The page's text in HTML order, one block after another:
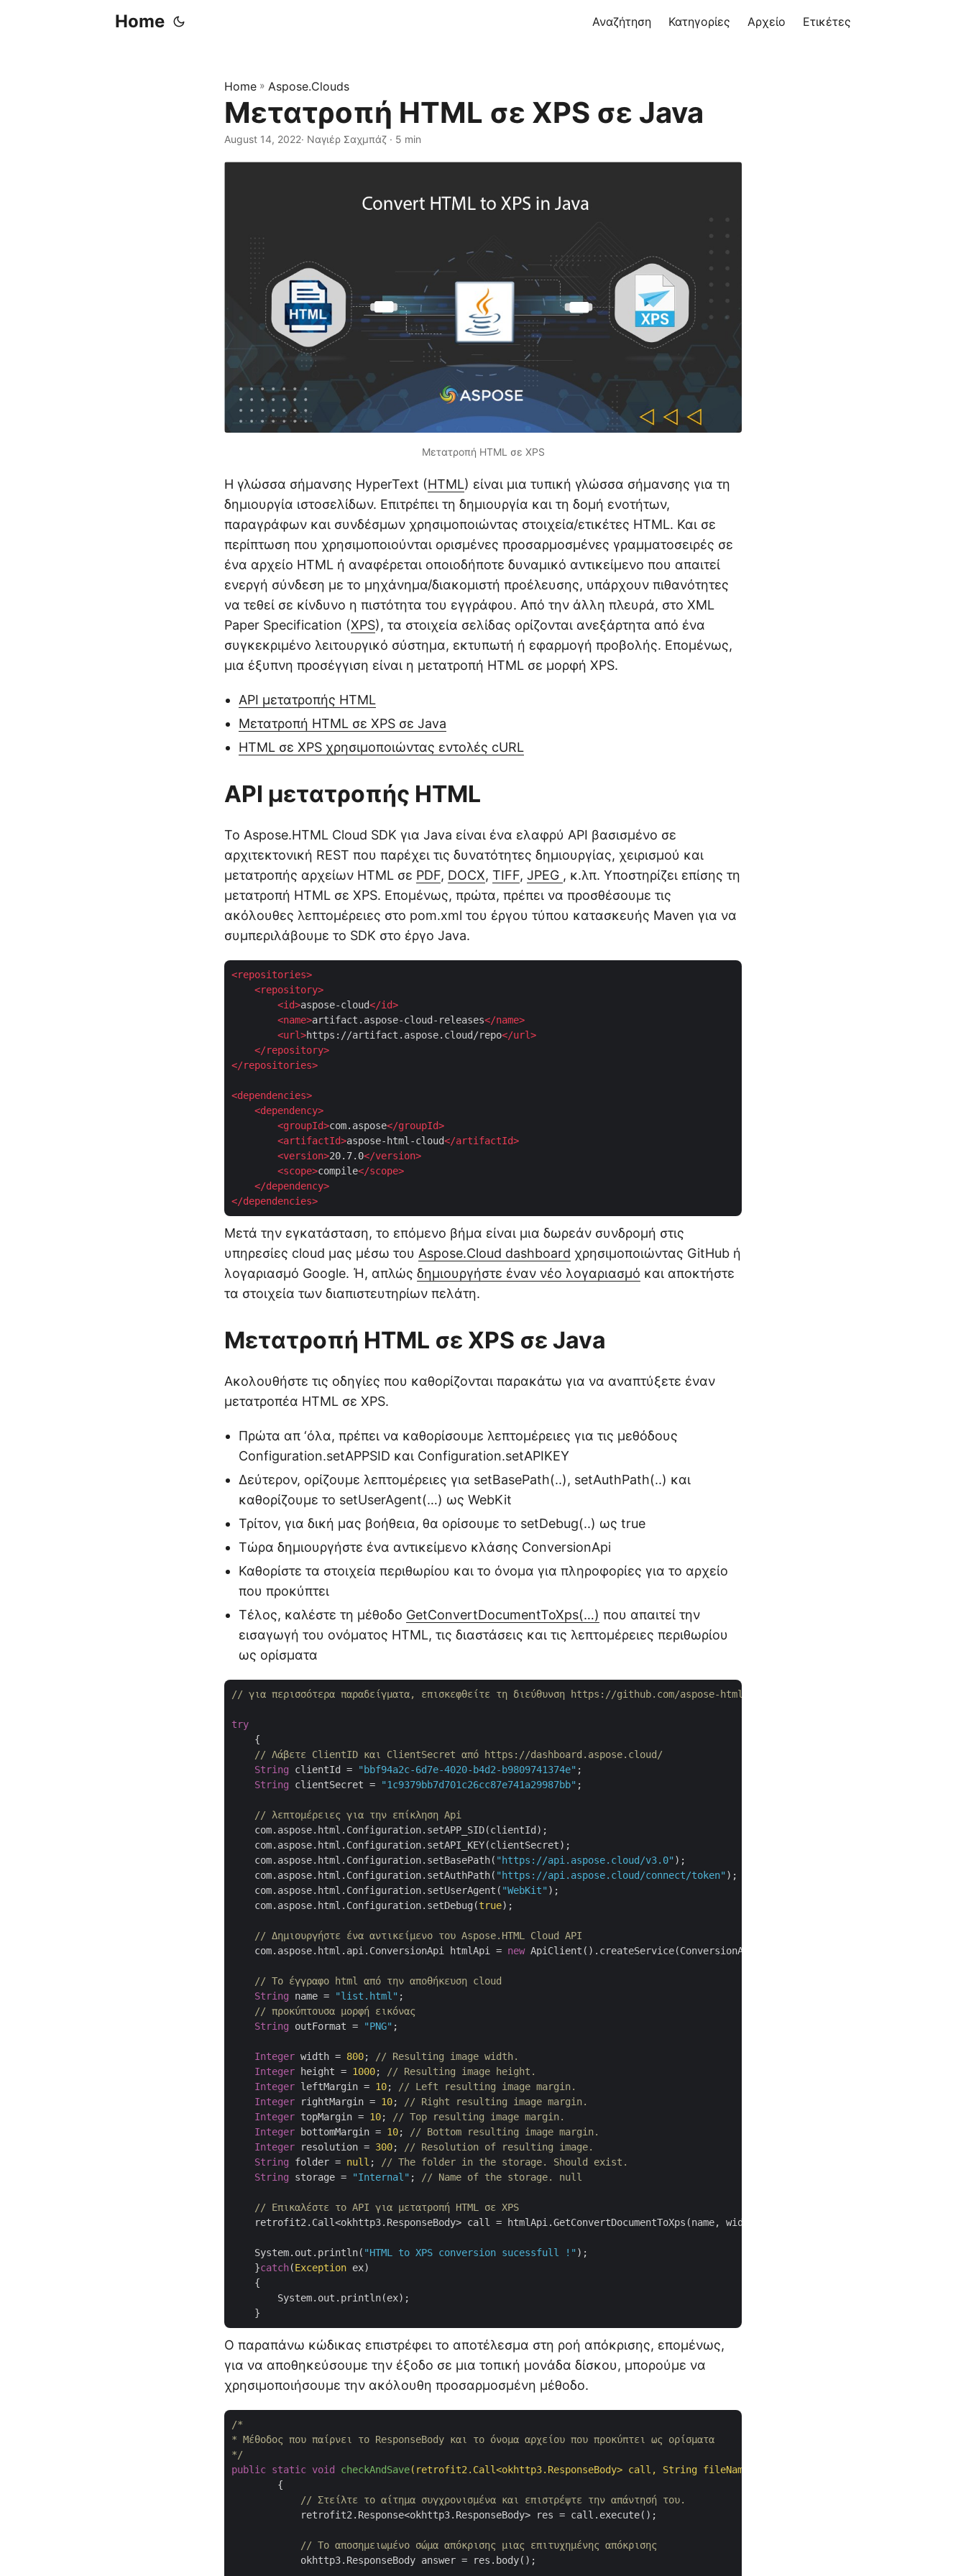
Home Αναζήτηση Κατηγορίες Αρχείο Ετικέτες
Home » Aspose.Clouds
Μετατροπή HTML σε XPS σε Java
August 14, 2022· Ναγιέρ Σαχμπάζ · 5 min
Μετατροπή HTML σε XPS
Η γλώσσα σήμανσης HyperText (HTML) είναι μια τυπική γλώσσα σήμανσης για τη
δημιουργία ιστοσελίδων. Επιτρέπει τη δημιουργία και τη δομή ενοτήτων,
παραγράφων και συνδέσμων χρησιμοποιώντας στοιχεία/ετικέτες HTML. Και σε
περίπτωση που χρησιμοποιούνται ορισμένες προσαρμοσμένες γραμματοσειρές σε
ένα αρχείο HTML ή αναφέρεται οποιοδήποτε δυναμικό αντικείμενο που απαιτεί
ενεργή σύνδεση με το μηχάνημα/διακομιστή προέλευσης, υπάρχουν πιθανότητες
να τεθεί σε κίνδυνο η πιστότητα του εγγράφου. Από την άλλη πλευρά, στο XML
Paper Specification (XPS), τα στοιχεία σελίδας ορίζονται ανεξάρτητα από ένα
συγκεκριμένο λειτουργικό σύστημα, εκτυπωτή ή εφαρμογή προβολής. Επομένως,
μια έξυπνη προσέγγιση είναι η μετατροπή HTML σε μορφή XPS.
API μετατροπής HTML
Μετατροπή HTML σε XPS σε Java
HTML σε XPS χρησιμοποιώντας εντολές cURL
API μετατροπής HTML
Το Aspose.HTML Cloud SDK για Java είναι ένα ελαφρύ API βασισμένο σε
αρχιτεκτονική REST που παρέχει τις δυνατότητες δημιουργίας, χειρισμού και
μετατροπής αρχείων HTML σε PDF, DOCX, TIFF, JPEG , κ.λπ. Υποστηρίζει επίσης τη
μετατροπή HTML σε XPS. Επομένως, πρώτα, πρέπει να προσθέσουμε τις
ακόλουθες λεπτομέρειες στο pom.xml του έργου τύπου κατασκευής Maven για να
συμπεριλάβουμε το SDK στο έργο Java.
<repositories>
<repository>
<id>aspose-cloud</id>
<name>artifact.aspose-cloud-releases</name>
<url>https://artifact.aspose.cloud/repo</url>
</repository>
</repositories>
<dependencies>
<dependency>
<groupId>com.aspose</groupId>
<artifactId>aspose-html-cloud</artifactId>
<version>20.7.0</version>
<scope>compile</scope>
</dependency>
</dependencies>
Μετά την εγκατάσταση, το επόμενο βήμα είναι μια δωρεάν συνδρομή στις
υπηρεσίες cloud μας μέσω του Aspose.Cloud dashboard χρησιμοποιώντας GitHub ή
λογαριασμό Google. Ή, απλώς δημιουργήστε έναν νέο λογαριασμό και αποκτήστε
τα στοιχεία των διαπιστευτηρίων πελάτη.
Μετατροπή HTML σε XPS σε Java
Ακολουθήστε τις οδηγίες που καθορίζονται παρακάτω για να αναπτύξετε έναν
μετατροπέα HTML σε XPS.
Πρώτα απ ‘όλα, πρέπει να καθορίσουμε λεπτομέρειες για τις μεθόδους
Configuration.setAPPSID και Configuration.setAPIKEY
Δεύτερον, ορίζουμε λεπτομέρειες για setBasePath(..), setAuthPath(..) και
καθορίζουμε το setUserAgent(…) ως WebKit
Τρίτον, για δική μας βοήθεια, θα ορίσουμε το setDebug(..) ως true
Τώρα δημιουργήστε ένα αντικείμενο κλάσης ConversionApi
Καθορίστε τα στοιχεία περιθωρίου και το όνομα για πληροφορίες για το αρχείο
που προκύπτει
Τέλος, καλέστε τη μέθοδο GetConvertDocumentToXps(…) που απαιτεί την
εισαγωγή του ονόματος HTML, τις διαστάσεις και τις λεπτομέρειες περιθωρίου
ως ορίσματα
// για περισσότερα παραδείγματα, επισκεφθείτε τη διεύθυνση https://github.com/aspose-html-cloud/aspose-html-cloud-java
try
    {
// Λάβετε ClientID και ClientSecret από https://dashboard.aspose.cloud/
String clientId = "bbf94a2c-6d7e-4020-b4d2-b9809741374e" ;
String clientSecret = "1c9379bb7d701c26cc87e741a29987bb" ;
// λεπτομέρειες για την επίκληση Api
    com.aspose.html.Configuration.setAPP_SID(clientId);
    com.aspose.html.Configuration.setAPI_KEY(clientSecret);
    com.aspose.html.Configuration.setBasePath(
"https://api.aspose.cloud/v3.0" );
    com.aspose.html.Configuration.setAuthPath(
"https://api.aspose.cloud/connect/token" );
    com.aspose.html.Configuration.setUserAgent(
"WebKit" );
    com.aspose.html.Configuration.setDebug(
true);
// Δημιουργήστε ένα αντικείμενο του Aspose.HTML Cloud API
    com.aspose.html.api.ConversionApi htmlApi =
new ApiClient().createService(ConversionApi.
// Το έγγραφο html από την αποθήκευση cloud
String name = "list.html" ;
// προκύπτουσα μορφή εικόνας
String outFormat = "PNG" ;
Integer width = 800;
// Resulting image width.
Integer height = 1000;
// Resulting image height.
Integer leftMargin = 10;
// Left resulting image margin.
Integer rightMargin = 10;
// Right resulting image margin.
Integer topMargin = 10;
// Top resulting image margin.
Integer bottomMargin = 10;
// Bottom resulting image margin.
Integer resolution = 300;
// Resolution of resulting image.
String folder = null ;
// The folder in the storage. Should exist.
String storage = "Internal" ; // Name of the storage. null
// Επικαλέστε το API για μετατροπή HTML σε XPS
retrofit2.Call<okhttp3.ResponseBody> call = htmlApi.GetConvertDocumentToXps(name, width, height, leftMargin, rightMargin,
    System.out.println(
"HTML to XPS conversion sucessfull !" );
    }
catch(Exception ex)
    {
        System.out.println(ex);
Ο παραπάνω κώδικας επιστρέφει το αποτέλεσμα στη ροή απόκρισης, επομένως,
για να αποθηκεύσουμε την έξοδο σε μια τοπική μονάδα δίσκου, μπορούμε να
χρησιμοποιήσουμε την ακόλουθη προσαρμοσμένη μέθοδο.
/*
* Μέθοδος που παίρνει το ResponseBody και το όνομα αρχείου που προκύπτει ως ορίσματα
*/
public static void checkAndSave(retrofit2.Call<okhttp3.ResponseBody> call, String fileName)
{
// Στείλτε το αίτημα συγχρονισμένα και επιστρέψτε την απάντησή του.
// Το αποσημειωμένο σώμα απόκρισης μιας επιτυχημένης απόκρισης